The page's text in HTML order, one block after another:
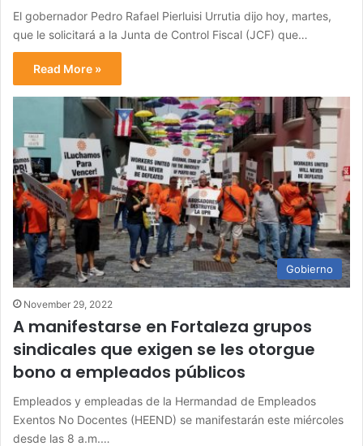
El gobernador Pedro Rafael Pierluisi Urrutia dijo hoy, martes,
que le solicitará a la Junta de Control Fiscal (JCF) que…
Read More »
Gobierno
November 29, 2022
A manifestarse en Fortaleza grupos
sindicales que exigen se les otorgue
bono a empleados públicos
Empleados y empleadas de la Hermandad de Empleados
Exentos No Docentes (HEEND) se manifestarán este miércoles
desde las 8 a.m.…